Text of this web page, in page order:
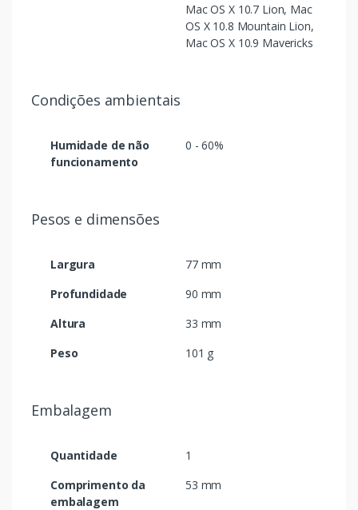
Mac OS X 10.7 Lion, Mac
OS X 10.8 Mountain Lion,
Mac OS X 10.9 Mavericks
Condições ambientais
Humidade de não
funcionamento
0 - 60%
Pesos e dimensões
Largura
77 mm
Profundidade
90 mm
Altura
33 mm
Peso
101 g
Embalagem
Quantidade
1
Comprimento da
embalagem
53 mm